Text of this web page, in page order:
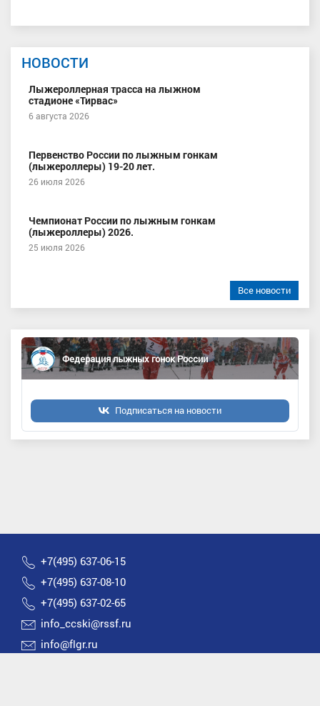
НОВОСТИ
Лыжероллерная трасса на лыжном
стадионе «Тирвас»
6 августа 2026
Первенство России по лыжным гонкам
(лыжероллеры) 19-20 лет.
26 июля 2026
Чемпионат России по лыжным гонкам
(лыжероллеры) 2026.
25 июля 2026
Все новости
Федерация лыжных гонок России
Подписаться на новости
+7(495) 637-06-15
+7(495) 637-08-10
+7(495) 637-02-65
info_ccski@rssf.ru
info@flgr.ru